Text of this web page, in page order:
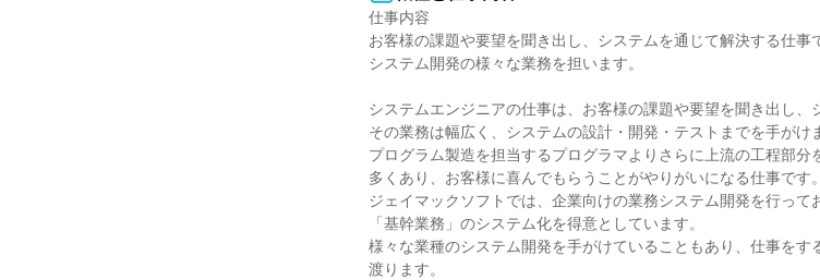
仕事内容
お客様の課題や要望を聞き出し、システムを通じて解決する仕事
システム開発の様々な業務を担います。
システムエンジニアの仕事は、お客様の課題や要望を聞き出し、
その業務は幅広く、システムの設計・開発・テストまでを手がけ
プログラム製造を担当するプログラマよりさらに上流の工程部
多くあり、お客様に喜んでもらうことがやりがいになる仕事です。
ジェイマックソフトでは、企業向けの業務システム開発を行って
「基幹業務」のシステム化を得意としています。
様々な業種のシステム開発を手がけていることもあり、仕事をす
渡ります。